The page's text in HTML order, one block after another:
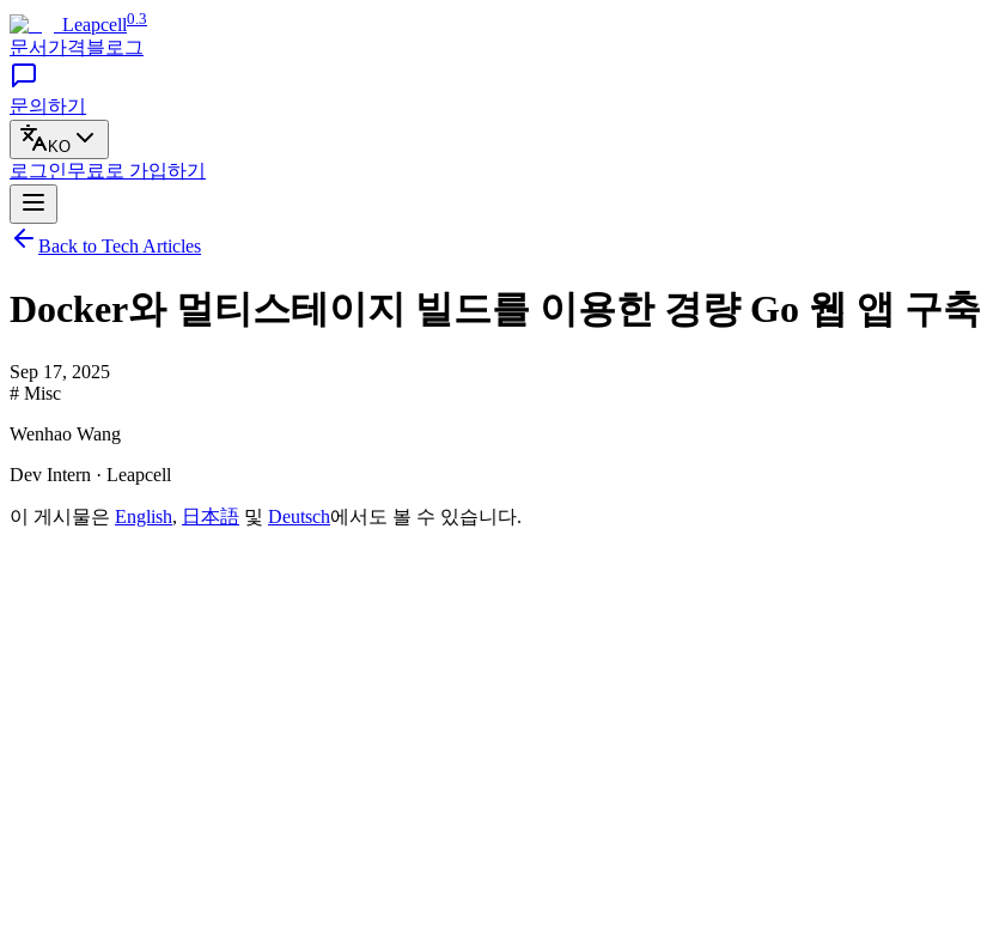
Leapcell0.3
문서 가격블로그
문의하기
KO
로그인무료로 가입하기
Back to Tech Articles
Docker와 멀티스테이지 빌드를 이용한 경량 Go 웹 앱 구축
Sep 17, 2025
# Misc
Wenhao Wang
Dev Intern · Leapcell
이 게시물은 English, 日本語 및 Deutsch에서도 볼 수 있습니다.